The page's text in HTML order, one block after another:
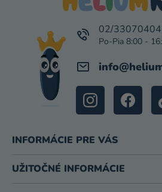
info@
02/33070404
INFORMÁCIE PRE VÁS
UŽITOČNÉ INFORMÁCIE